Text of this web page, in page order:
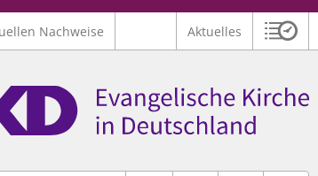
Nachweise Aktuelles
oder "Pfarrerausschuss".